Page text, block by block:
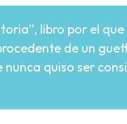
libro por el
de un
quiso ser